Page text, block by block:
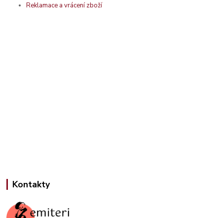
Reklamace a vrácení zboží
Kontakty